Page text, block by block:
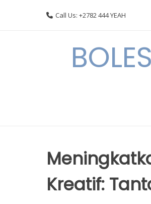
Call Us: +2782 444 YEAH
Kreatif: